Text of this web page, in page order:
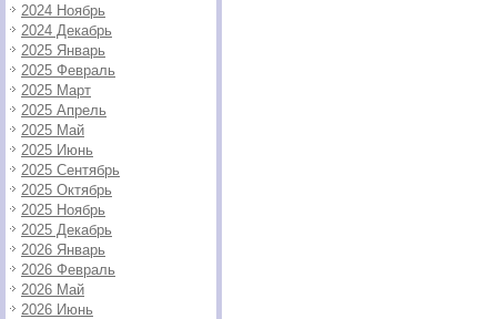
2024 Ноябрь
2024 Декабрь
2025 Январь
2025 Февраль
2025 Март
2025 Апрель
2025 Май
2025 Июнь
2025 Сентябрь
2025 Октябрь
2025 Ноябрь
2025 Декабрь
2026 Январь
2026 Февраль
2026 Май
2026 Июнь